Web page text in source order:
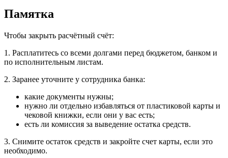
Памятка
Чтобы закрыть расчётный счёт:
1. Расплатитесь со всеми долгами перед бюджетом, банком и
по исполнительным листам.
2. Заранее уточните у сотрудника банка:
какие документы нужны;
нужно ли отдельно избавляться от пластиковой карты и
чековой книжки, если они у вас есть;
есть ли комиссия за выведение остатка средств.
3. Снимите остаток средств и закройте счет карты, если это
необходимо.